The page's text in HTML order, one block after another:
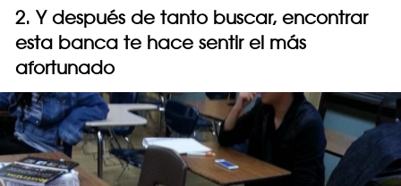
2. Y después de tanto buscar, encontrar
esta banca te hace sentir el más
afortunado